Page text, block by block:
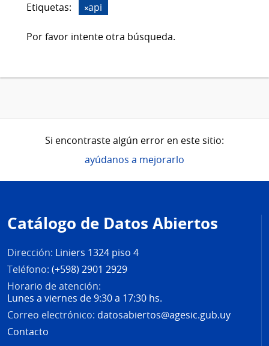
Etiquetas: api
Por favor intente otra búsqueda.
Si encontraste algún error en este sitio:
ayúdanos a mejorarlo
de
página
Catálogo de Datos Abiertos
Dirección: Liniers 1324 piso 4
Teléfono: (+598) 2901 2929
Horario de atención:
Lunes a viernes de 9:30 a 17:30 hs.
Correo electrónico: datosabiertos@agesic.gub.uy
Contacto